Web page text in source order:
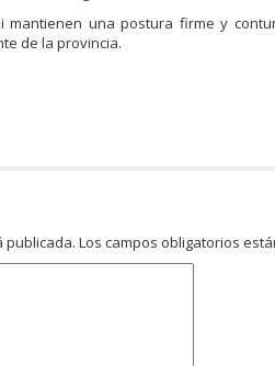
mantienen una postura firme y
de la provincia.
publicada. Los campos obligatorios